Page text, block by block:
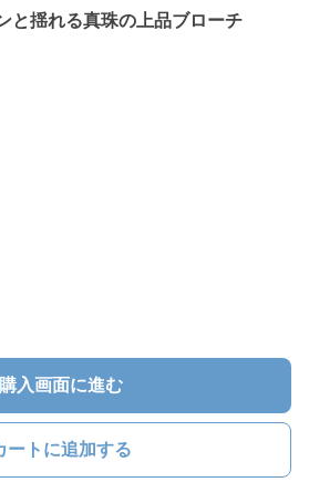
と揺れる真珠の上品ブローチ
購入画面に進む
ートに追加する